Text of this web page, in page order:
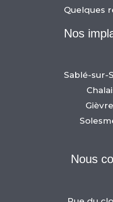
Quelques
Nos
Sablé-sur-
Nous